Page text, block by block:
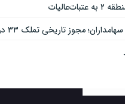
تملک ۳۳ درصدی بانک اقتصاد نوین اخذ شد